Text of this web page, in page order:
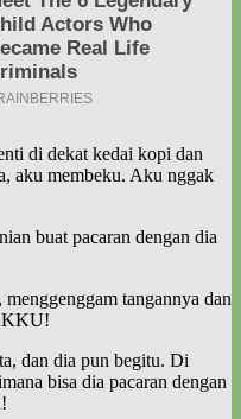
di dekat kedai kopi dan
aku membeku. Aku nggak
buat pacaran dengan dia
tangannya dan
dan dia pun begitu. Di
bisa dia pacaran dengan